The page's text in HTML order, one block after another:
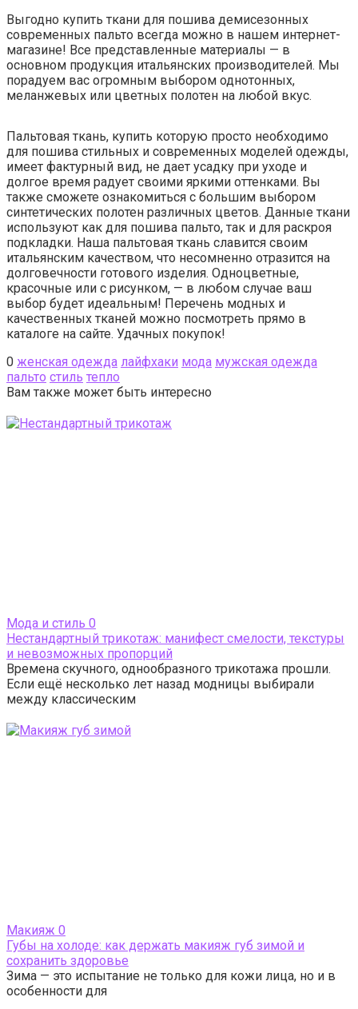
Выгодно купить ткани для пошива демисезонных
современных пальто всегда можно в нашем интернет-
магазине! Все представленные материалы — в
основном продукция итальянских производителей. Мы
порадуем вас огромным выбором однотонных,
меланжевых или цветных полотен на любой вкус.
Пальтовая ткань, купить которую просто необходимо
для пошива стильных и современных моделей одежды,
имеет фактурный вид, не дает усадку при уходе и
долгое время радует своими яркими оттенками. Вы
также сможете ознакомиться с большим выбором
синтетических полотен различных цветов. Данные ткани
используют как для пошива пальто, так и для раскроя
подкладки. Наша пальтовая ткань славится своим
итальянским качеством, что несомненно отразится на
долговечности готового изделия. Одноцветные,
красочные или с рисунком, — в любом случае ваш
выбор будет идеальным! Перечень модных и
качественных тканей можно посмотреть прямо в
каталоге на сайте. Удачных покупок!
0 женская одежда лайфхаки мода мужская одежда
пальто стиль тепло
Вам также может быть интересно
Мода и стиль 0
Нестандартный трикотаж: манифест смелости, текстуры
и невозможных пропорций
Времена скучного, однообразного трикотажа прошли.
Если ещё несколько лет назад модницы выбирали
между классическим
Макияж 0
Губы на холоде: как держать макияж губ зимой и
сохранить здоровье
Зима — это испытание не только для кожи лица, но и в
особенности для